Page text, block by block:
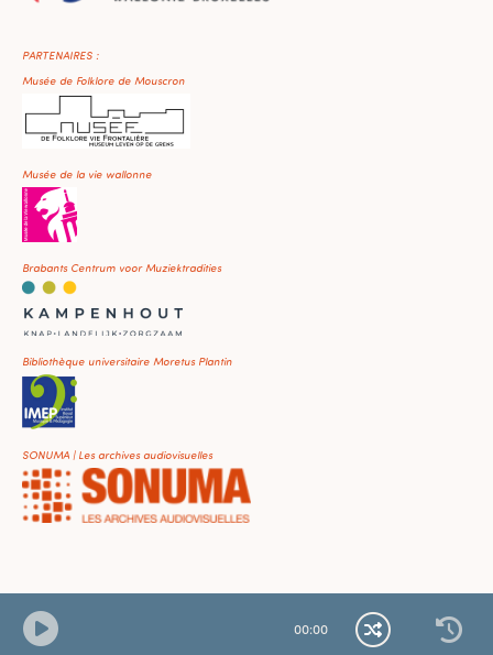
PARTENAIRES :
Musée de Folklore de Mouscron
Musée de la vie wallonne
Brabants Centrum voor Muziektradities
Bibliothèque universitaire Moretus Plantin
SONUMA | Les archives audiovisuelles
00:00